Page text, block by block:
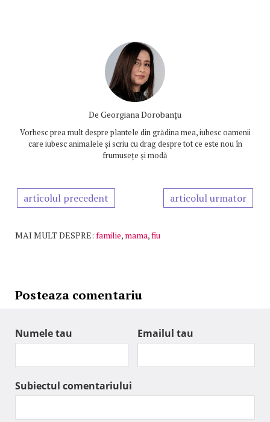
De Georgiana Dorobanțu
Vorbesc prea mult despre plantele din grădina mea, iubesc oamenii
care iubesc animalele și scriu cu drag despre tot ce este nou în
frumusețe și modă
articolul precedent articolul urmator
MAI MULT DESPRE: familie, mama,fiu
Posteaza comentariu
Numele tau Emailul tau
Subiectul comentariului